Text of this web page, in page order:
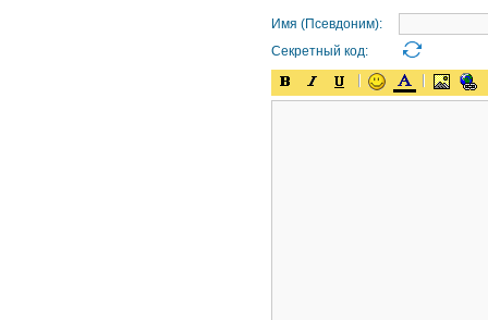
Имя (Псевдоним):
Секретный код: